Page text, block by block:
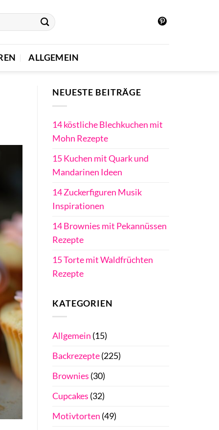
ALLGEMEIN
NEUESTE BEITRÄGE
14 köstliche Blechkuchen mit
Mohn Rezepte
15 Kuchen mit Quark und
Mandarinen Ideen
14 Zuckerfiguren Musik
Inspirationen
14 Brownies mit Pekannüssen
Rezepte
15 Torte mit Waldfrüchten
Rezepte
KATEGORIEN
Allgemein (15)
Backrezepte(225)
Brownies (30)
Cupcakes (32)
Motivtorten (49)